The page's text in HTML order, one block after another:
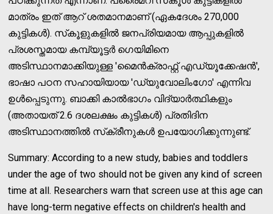
മാത്രം ഇത് ആറ് ശതമാനമാണ് (ഏകദേശം 270,000
കുട്ടികള്‍). സ്‌കൂളുകളില്‍ ജനപ്രിയമായ ആപ്പുകളില്‍
പ്രശസ്തമായ കമ്പ്യൂട്ടര്‍ ഗെയിമിനെ
അടിസ്ഥാനമാക്കിയുള്ള 'മൈന്‍ക്രാഫ്റ്റ് എഡ്യൂക്കേഷന്‍',
ഭാഷാ പഠന സഹായിയായ 'ഡ്യുവോലിംഗോ' എന്നിവ
ഉള്‍പ്പെടുന്നു. ബാക്കി കാല്‍ഭാഗം വിദ്യാര്‍ത്ഥികളും
(അതായത് 2.6 ദശലക്ഷം കുട്ടികള്‍) പ്രതിദിന
അടിസ്ഥാനത്തില്‍ സ്‌ക്രീനുകള്‍ ഉപയോഗിക്കുന്നുണ്ട്.
Summary: According to a new study, babies and toddlers
under the age of two should not be given any kind of screen
time at all. Researchers warn that screen use at this age can
have long-term negative effects on children's health and